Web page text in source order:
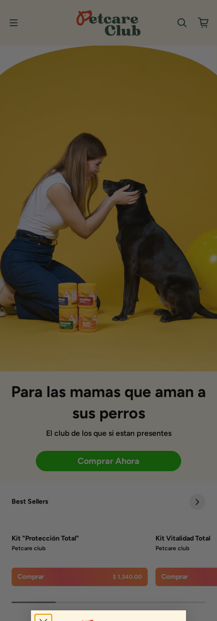
Para las mamas que aman a
sus perros
El club de los que si estan presentes
Comprar Ahora
Best Sellers
Kit "Protección Total"
Petcare club
Comprar $ 1,340.00
Kit Vitalidad Total
Petcare club
Comprar